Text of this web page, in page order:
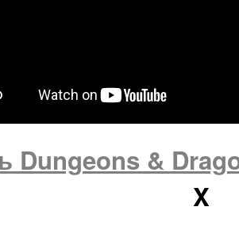
Dungeons &
X